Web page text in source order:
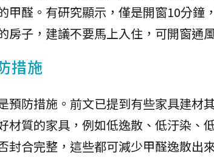
甲醛。有研究顯示，僅是開窗10分
房子，建議不要馬上入住，可開窗通
措施
預防措施。前文已提到有些家具建材
材質的家具，例如低逸散、低汙染、
封合完整，這些都可減少甲醛逸散出